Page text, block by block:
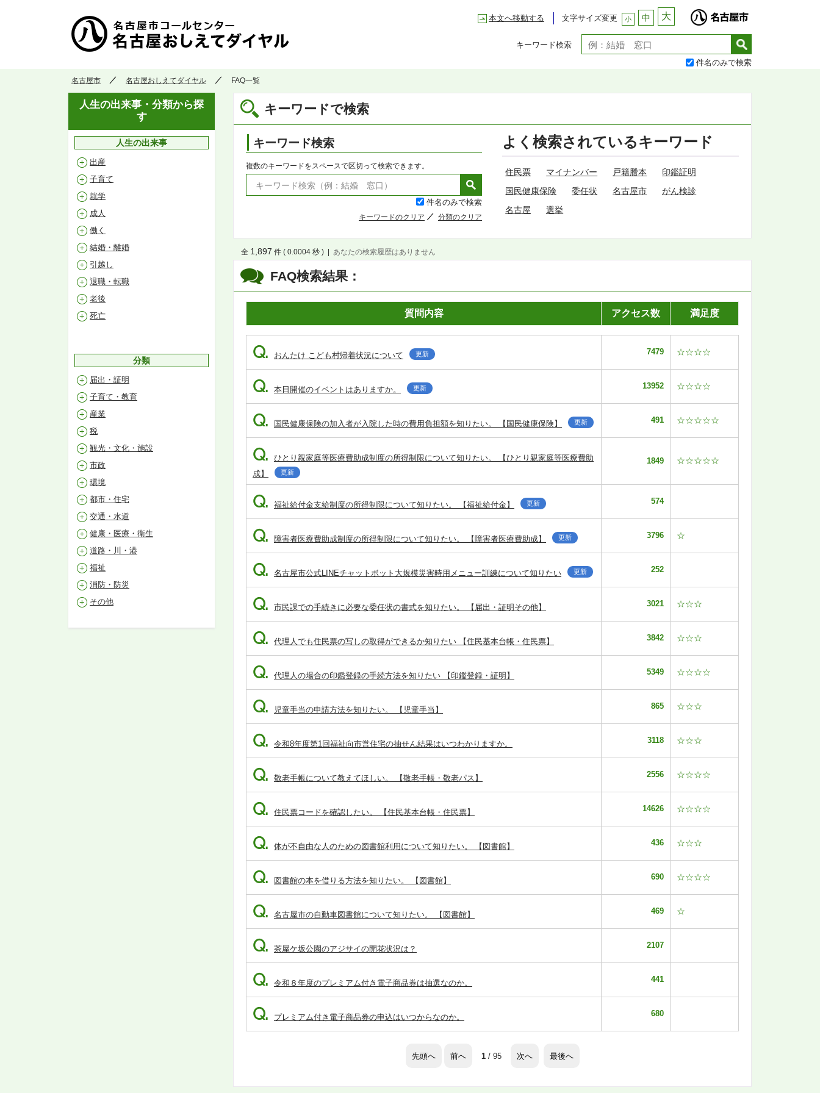
本文へ移動する 文字サイズ変更 小 中 大
キーワード検索
件名のみで検索
名古屋市 名古屋おしえてダイヤル FAQ一覧
キーワードで検索
キーワード検索
複数のキーワードをスペースで区切って検索できます。
件名のみで検索
キーワードのクリア 分類のクリア
よく検索されているキーワード
住民票 マイナンバー 戸籍謄本
印鑑証明
国民健康保険
委任状 名古屋市
がん検診
名古屋
選挙
FAQ検索結果：
全 1,897 件 ( 0.0004 秒 ) あなたの検索履歴はありません
質問内容 アクセス数 満足度
Q. おんたけ こども村帰着状況について 更新 7479 ☆☆☆☆
Q. 本日開催のイベントはありますか。 更新 13952 ☆☆☆☆
Q. 国民健康保険の加入者が入院した時の費用負担額を知りたい。 【国民健康保険】 更新 491 ☆☆☆☆☆
Q.
ひとり親家庭等医療費助成制度の所得制限について知りたい。 【ひとり親家庭等医療費助
成】
更新
1849 ☆☆☆☆☆
Q. 福祉給付金支給制度の所得制限について知りたい。 【福祉給付金】 更新 574
Q. 障害者医療費助成制度の所得制限について知りたい。 【障害者医療費助成】 更新 3796 ☆
Q. 名古屋市公式LINEチャットボット大規模災害時用メニュー訓練について知りたい 更新 252
Q. 市民課での手続きに必要な委任状の書式を知りたい。 【届出・証明その他】 3021 ☆☆☆
Q. 代理人でも住民票の写しの取得ができるか知りたい 【住民基本台帳・住民票】 3842 ☆☆☆
Q. 代理人の場合の印鑑登録の手続方法を知りたい 【印鑑登録・証明】 5349 ☆☆☆☆
Q. 児童手当の申請方法を知りたい。 【児童手当】 865 ☆☆☆
Q. 令和8年度第1回福祉向市営住宅の抽せん結果はいつわかりますか。 3118 ☆☆☆
Q. 敬老手帳について教えてほしい。 【敬老手帳・敬老パス】 2556 ☆☆☆☆
Q. 住民票コードを確認したい。 【住民基本台帳・住民票】 14626 ☆☆☆☆
Q. 体が不自由な人のための図書館利用について知りたい。 【図書館】 436 ☆☆☆
Q. 図書館の本を借りる方法を知りたい。 【図書館】 690 ☆☆☆☆
Q. 名古屋市の自動車図書館について知りたい。 【図書館】 469 ☆
Q. 茶屋ケ坂公園のアジサイの開花状況は？ 2107
Q. 令和８年度のプレミアム付き電子商品券は抽選なのか。 441
Q. プレミアム付き電子商品券の申込はいつからなのか。 680
先頭へ 前へ 1/ 95 次へ 最後へ
人生の出来事・分類から探
す
人生の出来事
出産
子育て
就学
成人
働く
結婚・離婚
引越し
退職・転職
老後
死亡
分類
届出・証明
子育て・教育
産業
税
観光・文化・施設
市政
環境
都市・住宅
交通・水道
健康・医療・衛生
道路・川・港
福祉
消防・防災
その他